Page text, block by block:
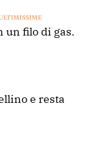
un filo di gas.
e resta